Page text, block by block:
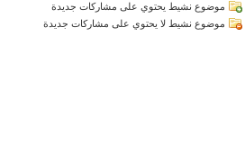
موضوع نشيط يحتوي على مشاركات جديدة
موضوع نشيط لا يحتوي على مشاركات جديدة